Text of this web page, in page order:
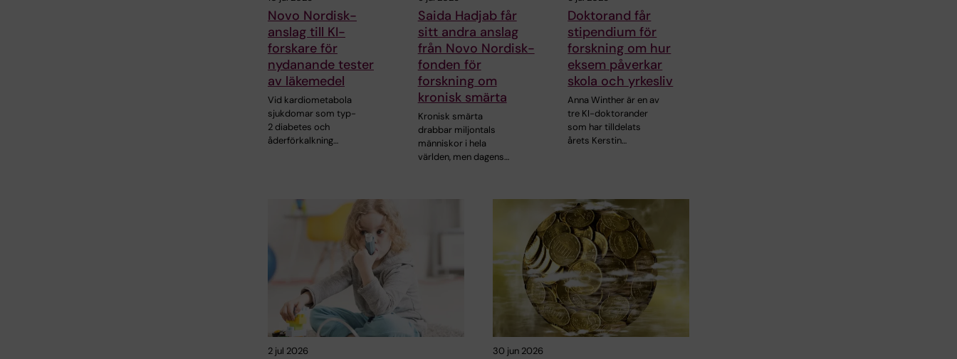
Novo Nordisk-
anslag till KI-
forskare för
nydanande tester
av läkemedel
Vid kardiometabola
sjukdomar som typ-
2 diabetes och
åderförkalkning…
Saida Hadjab får
sitt andra anslag
från Novo Nordisk-
fonden för
forskning om
kronisk smärta
Kronisk smärta
drabbar miljontals
människor i hela
världen, men dagens…
Doktorand får
stipendium för
forskning om hur
eksem påverkar
skola och yrkesliv
Anna Winther är en av
tre KI-doktorander
som har tilldelats
årets Kerstin…
2 jul 2026 30 jun 2026